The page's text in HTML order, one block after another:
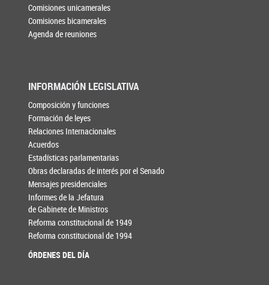
Comisiones unicamerales
Comisiones bicamerales
Agenda de reuniones
INFORMACIÓN LEGISLATIVA
Composición y funciones
Formación de leyes
Relaciones Internacionales
Acuerdos
Estadísticas parlamentarias
Obras declaradas de interés por el Senado
Mensajes presidenciales
Informes de la Jefatura
de Gabinete de Ministros
Reforma constitucional de 1949
Reforma constitucional de 1994
ÓRDENES DEL DÍA